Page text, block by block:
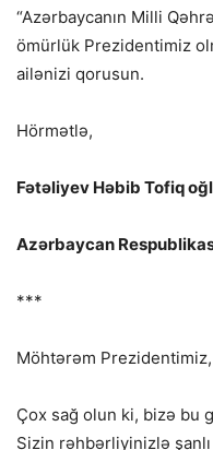
“Azərbaycanın Milli
ömürlük Prezidentimiz
ailənizi qorusun.
Hörmətlə,
Fətəliyev Həbib Tofiq
Azərbaycan
***
Möhtərəm Prezidentimiz,
Çox sağ olun ki, bizə bu
Sizin rəhbərliyinizlə